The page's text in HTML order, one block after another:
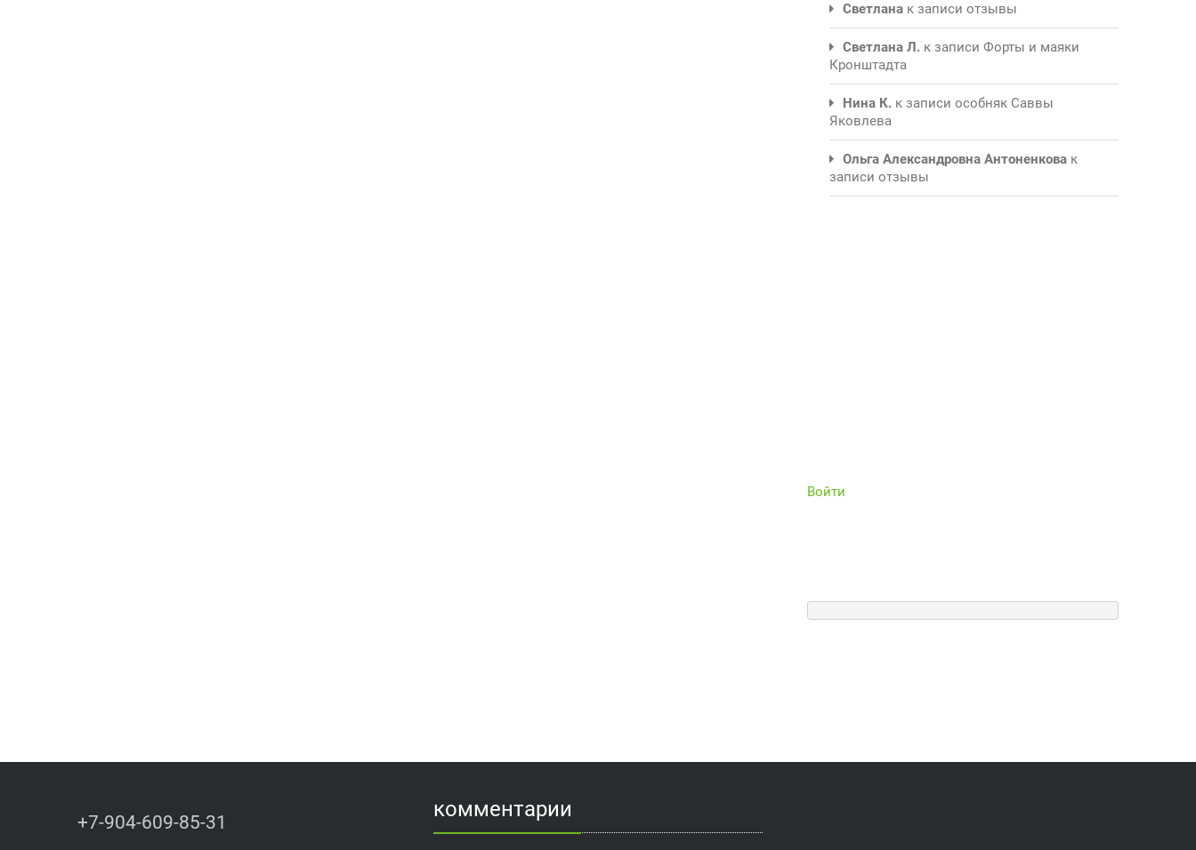
Светлана к записи отзывы
Светлана Л. к записи Форты и маяки
Кронштадта
Нина К. к записи особняк Саввы
Яковлева
Ольга Александровна Антоненкова к
записи отзывы
Войти
+7-904-609-85-31
комментарии